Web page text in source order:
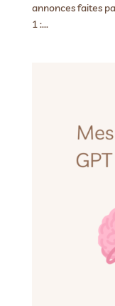
annonces faites
1 :...